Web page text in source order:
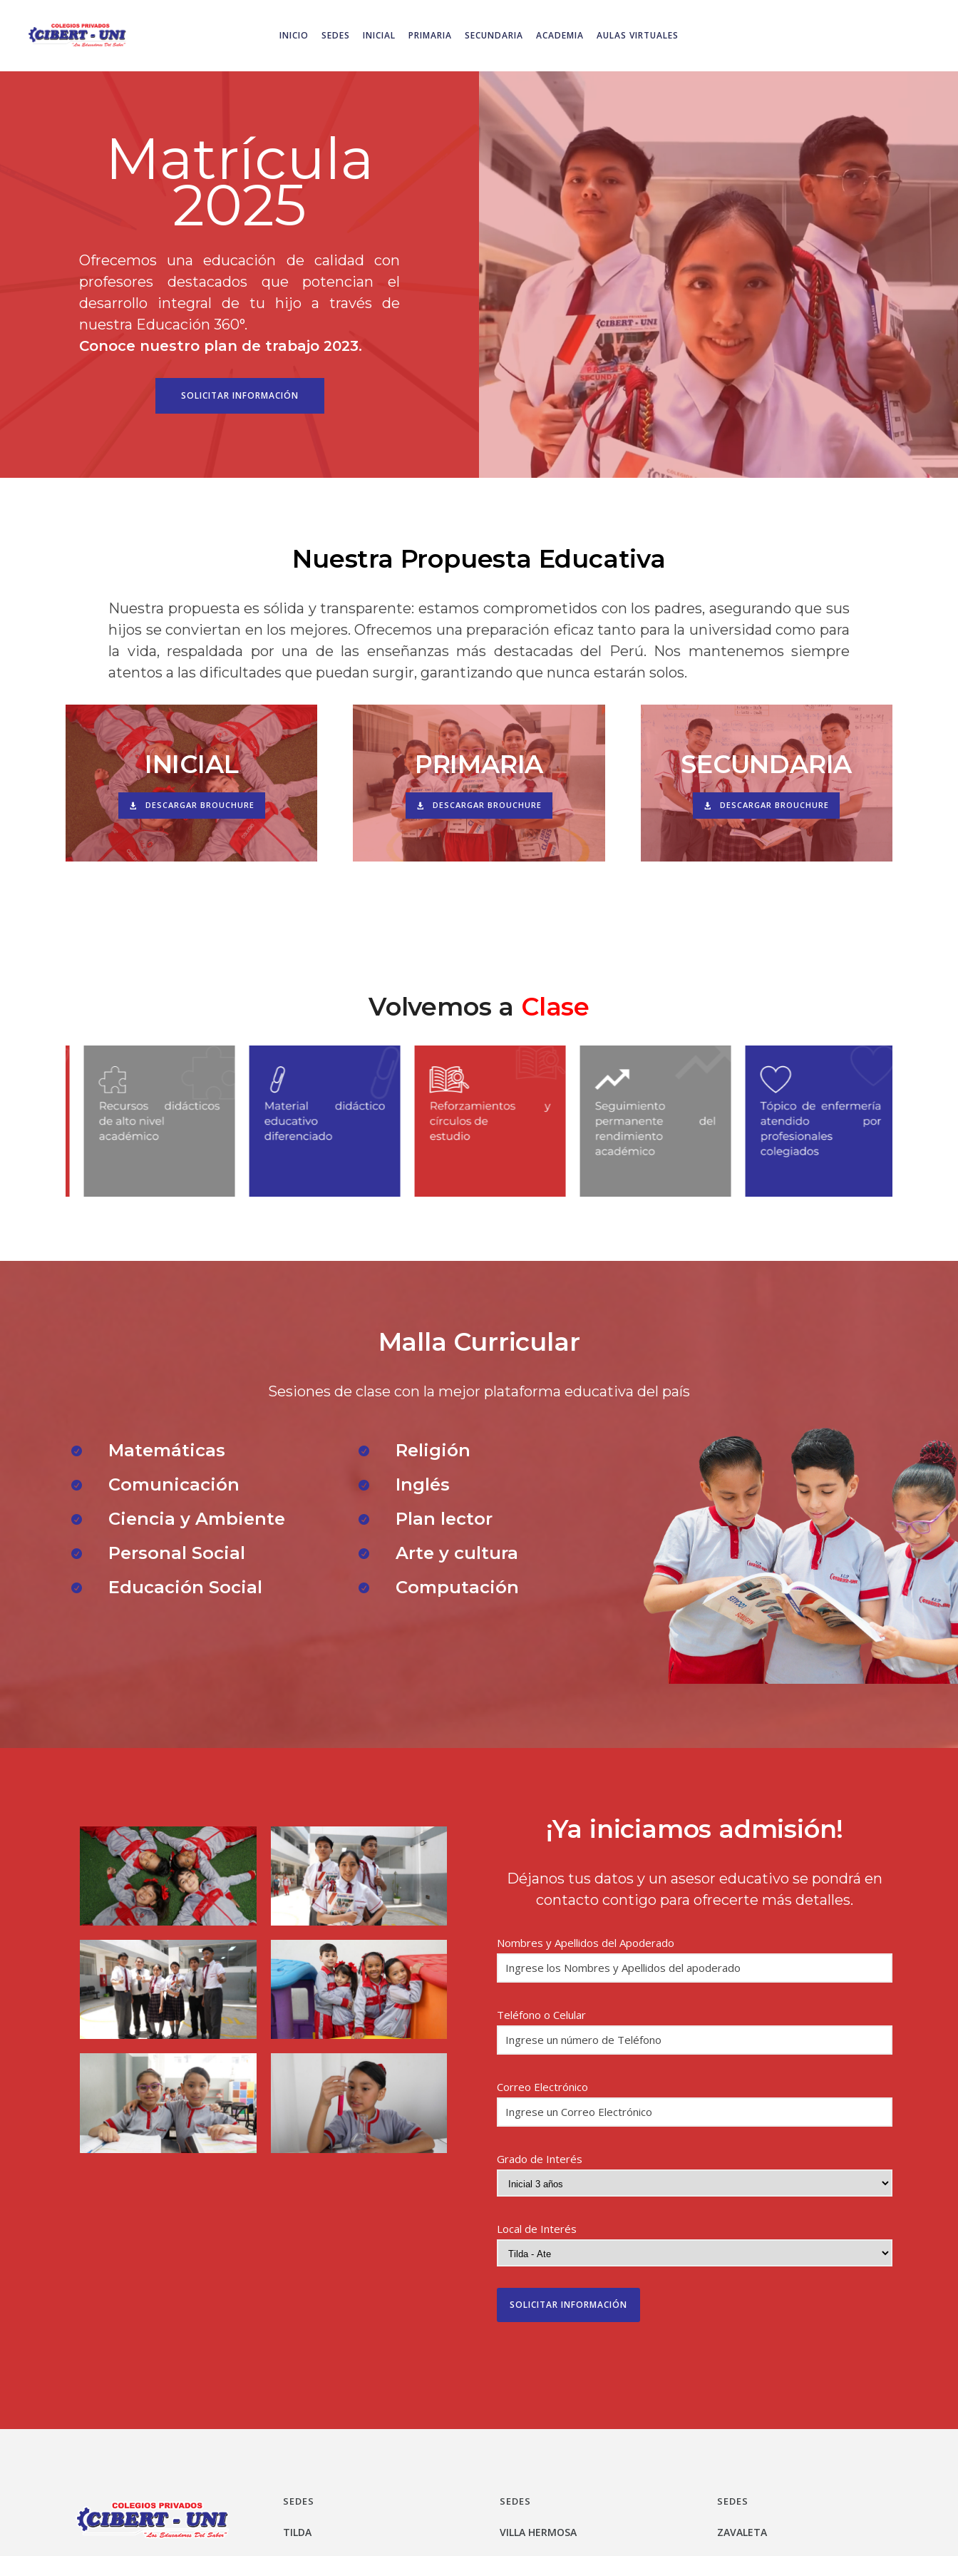
INICIO SEDES INICIAL PRIMARIA SECUNDARIA ACADEMIA AULAS VIRTUALES
Matrícula
2025
Ofrecemos una educación de calidad con
profesores destacados que potencian el
desarrollo integral de tu hijo a través de
nuestra Educación 360°.
Conoce nuestro plan de trabajo 2023.
SOLICITAR INFORMACIÓN
Nuestra Propuesta Educativa
Nuestra propuesta es sólida y transparente: estamos comprometidos con los padres, asegurando que sus
hijos se conviertan en los mejores. Ofrecemos una preparación eficaz tanto para la universidad como para
la vida, respaldada por una de las enseñanzas más destacadas del Perú. Nos mantenemos siempre
atentos a las dificultades que puedan surgir, garantizando que nunca estarán solos.
INICIAL
DESCARGAR BROUCHURE
PRIMARIA
DESCARGAR BROUCHURE
SECUNDARIA
DESCARGAR BROUCHURE
Volvemos a Clase
Malla Curricular
Sesiones de clase con la mejor plataforma educativa del país
Matemáticas
Comunicación
Ciencia y Ambiente
Personal Social
Educación Social
Religión
Inglés
Plan lector
Arte y cultura
Computación
¡Ya iniciamos admisión!
Déjanos tus datos y un asesor educativo se pondrá en
contacto contigo para ofrecerte más detalles.
Nombres y Apellidos del Apoderado
Teléfono o Celular
Correo Electrónico
Grado de Interés
Local de Interés
SEDES
TILDA
SEDES
VILLA HERMOSA
SEDES
ZAVALETA